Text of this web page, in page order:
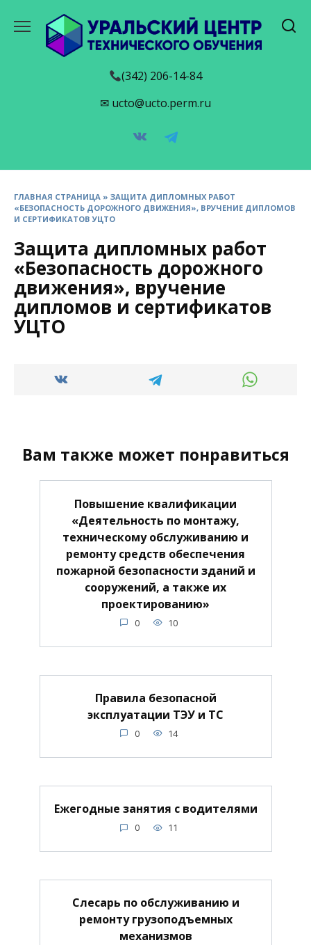
содержанию
(342) 206-14-84
✉ ucto@ucto.perm.ru
ГЛАВНАЯ СТРАНИЦА » ЗАЩИТА ДИПЛОМНЫХ РАБОТ
«БЕЗОПАСНОСТЬ ДОРОЖНОГО ДВИЖЕНИЯ», ВРУЧЕНИЕ ДИПЛОМОВ
И СЕРТИФИКАТОВ УЦТО
Защита дипломных работ
«Безопасность дорожного
движения», вручение
дипломов и сертификатов
УЦТО
Вам также может понравиться
Повышение квалификации
«Деятельность по монтажу,
техническому обслуживанию и
ремонту средств обеспечения
пожарной безопасности зданий и
сооружений, а также их
проектированию»
0 10
Правила безопасной
эксплуатации ТЭУ и ТС
0 14
Ежегодные занятия с водителями
0 11
Слесарь по обслуживанию и
ремонту грузоподъемных
механизмов